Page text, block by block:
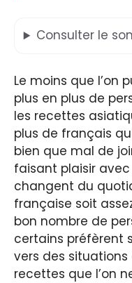
Consulter le
Le moins que l’on
plus en plus de
les recettes
plus de français
bien que mal de
faisant plaisir
changent du
française soit
bon nombre de
certains préfèrent
vers des
recettes que l’on